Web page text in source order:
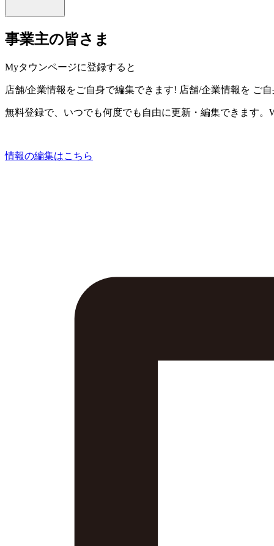
事業主の皆さま
Myタウンページに登録すると
店舗/企業情報をご自身で編集できます! 店舗/企業情報を ご
無料登録で、いつでも何度でも自由に更新・編集できます。
情報の編集はこちら